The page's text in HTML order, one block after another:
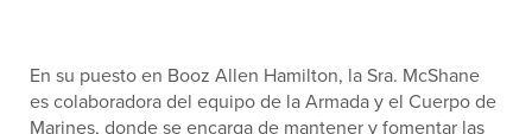
En su puesto en Booz Allen Hamilton, la Sra. McShane
es colaboradora del equipo de la Armada y el Cuerpo de
Marines, donde se encarga de mantener y fomentar las